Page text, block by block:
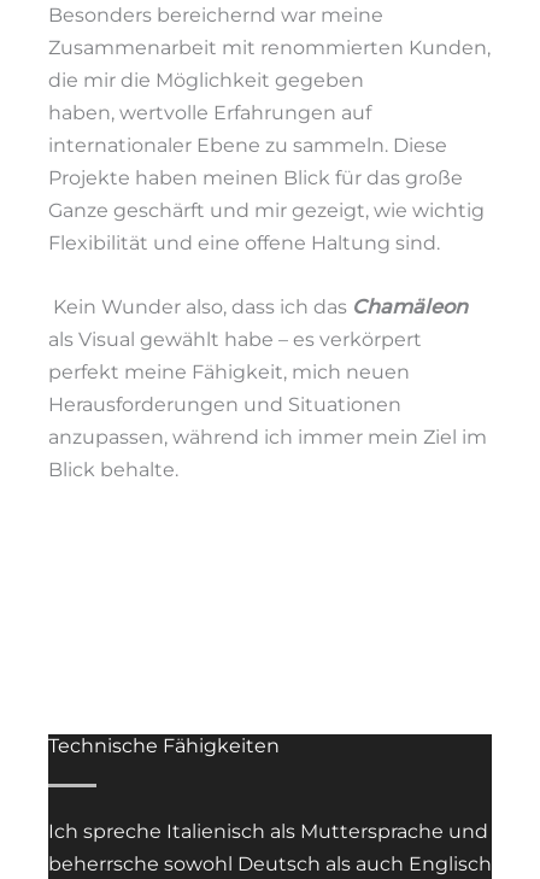
Besonders bereichernd war meine
Zusammenarbeit mit renommierten Kunden,
die mir die Möglichkeit gegeben
haben, wertvolle Erfahrungen auf
internationaler Ebene zu sammeln. Diese
Projekte haben meinen Blick für das große
Ganze geschärft und mir gezeigt, wie wichtig
Flexibilität und eine offene Haltung sind.
Kein Wunder also, dass ich das Chamäleon
als Visual gewählt habe – es verkörpert
perfekt meine Fähigkeit, mich neuen
Herausforderungen und Situationen
anzupassen, während ich immer mein Ziel im
Blick behalte.
Technische Fähigkeiten
Ich spreche Italienisch als Muttersprache und
beherrsche sowohl Deutsch als auch Englisch